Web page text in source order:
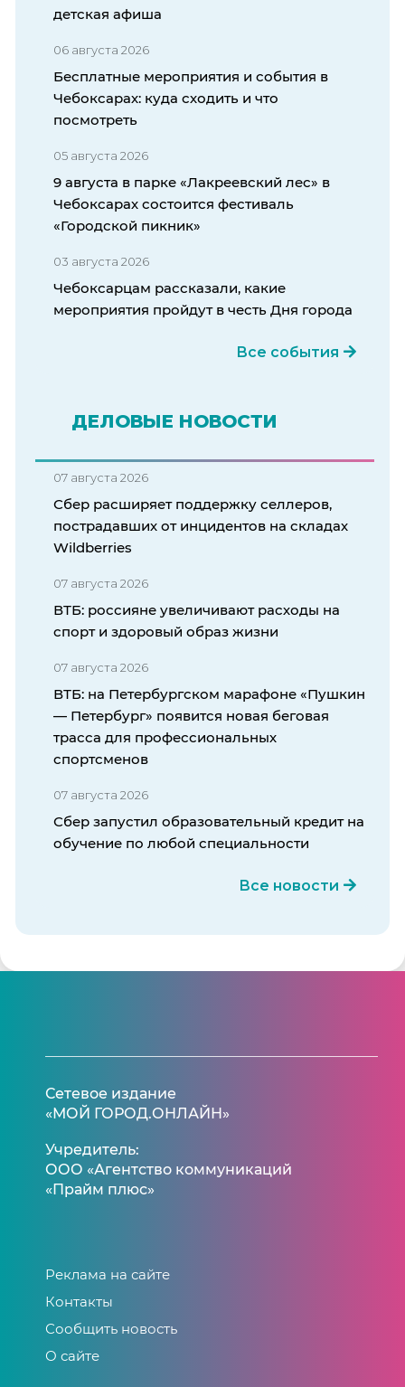
детская афиша
06 августа 2026
Бесплатные мероприятия и события в
Чебоксарах: куда сходить и что
посмотреть
05 августа 2026
9 августа в парке «Лакреевский лес» в
Чебоксарах состоится фестиваль
«Городской пикник»
03 августа 2026
Чебоксарцам рассказали, какие
мероприятия пройдут в честь Дня города
Все события
ДЕЛОВЫЕ НОВОСТИ
07 августа 2026
Сбер расширяет поддержку селлеров,
пострадавших от инцидентов на складах
Wildberries
07 августа 2026
ВТБ: россияне увеличивают расходы на
спорт и здоровый образ жизни
07 августа 2026
ВТБ: на Петербургском марафоне «Пушкин
— Петербург» появится новая беговая
трасса для профессиональных
спортсменов
07 августа 2026
Сбер запустил образовательный кредит на
обучение по любой специальности
Все новости
Сетевое издание
«МОЙ ГОРОД.ОНЛАЙН»
Учредитель:
ООО «Агентство коммуникаций
«Прайм плюс»
Реклама на сайте
Контакты
Сообщить новость
О сайте